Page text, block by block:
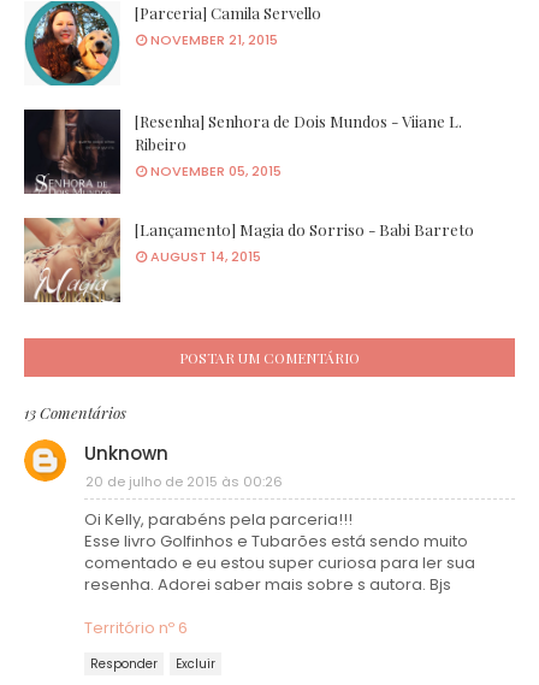
[Parceria] Camila Servello
NOVEMBER 21, 2015
[Resenha] Senhora de Dois Mundos - Viiane L.
Ribeiro
NOVEMBER 05, 2015
[Lançamento] Magia do Sorriso - Babi Barreto
AUGUST 14, 2015
POSTAR UM COMENTÁRIO
13 Comentários
Unknown
20 de julho de 2015 às 00:26
Oi Kelly, parabéns pela parceria!!!
Esse livro Golfinhos e Tubarões está sendo muito
comentado e eu estou super curiosa para ler sua
resenha. Adorei saber mais sobre s autora. Bjs
Território nº 6
Responder Excluir